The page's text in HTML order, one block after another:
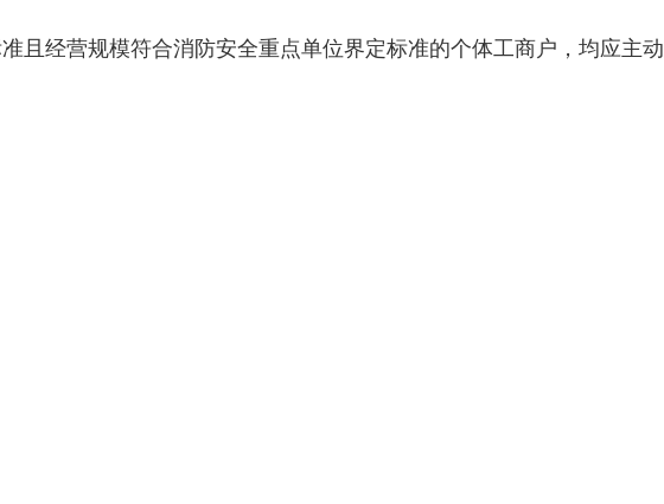
且经营规模符合消防安全重点单位界定标准的个体工商户，均应主